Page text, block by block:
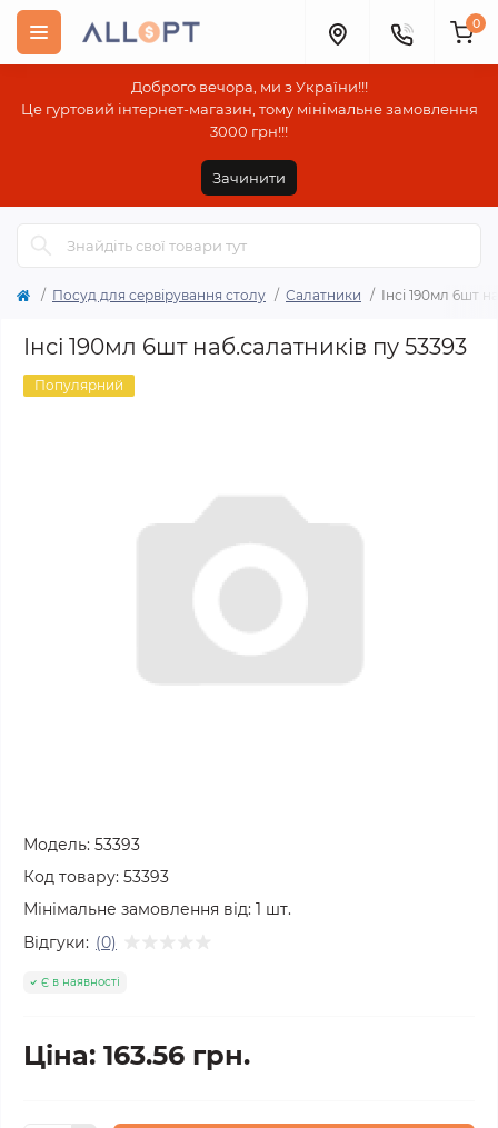
Доброго вечора, ми з України!!!
Це гуртовий інтернет-магазин, тому мінімальне замовлення
3000 грн!!!
Зачинити
0
Посуд для сервірування столу Салатники Інсі 190мл 6шт
Інсі 190мл 6шт наб.салатників пу 53393
Популярний
Модель: 53393
Код товару: 53393
Мінімальне замовлення від: 1 шт.
Відгуки: (0)
Є в наявності
Ціна: 163.56 грн.